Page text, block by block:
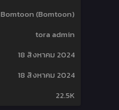
Bomtoon (Bomtoon)
tora admin
18 สิงหาคม 2024
18 สิงหาคม 2024
22.5K